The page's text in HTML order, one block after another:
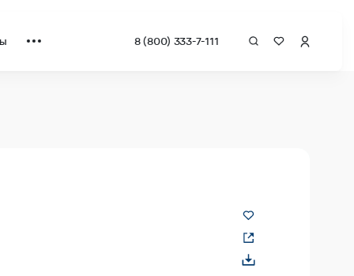
8 (800) 333-7-111